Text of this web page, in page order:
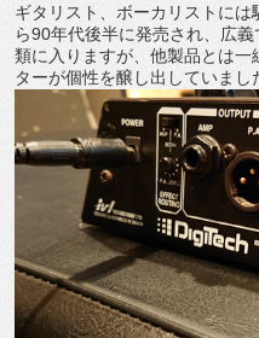
ギタリスト、ボーカリストに
ら90年代後半に発売され、広
類に入りますが、他製品とは
ターが個性を醸し出していまし